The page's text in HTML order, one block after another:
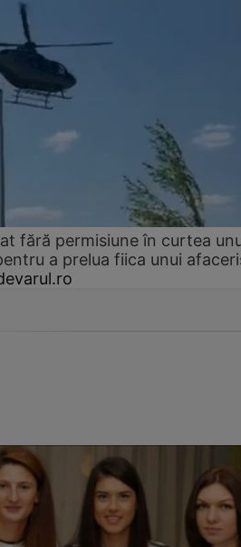
fără permisiune în curtea
a prelua fiica unui